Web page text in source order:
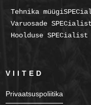
Tehnika
Varuosade
Hoolduse
VIITED
Privaatsuspoliitika